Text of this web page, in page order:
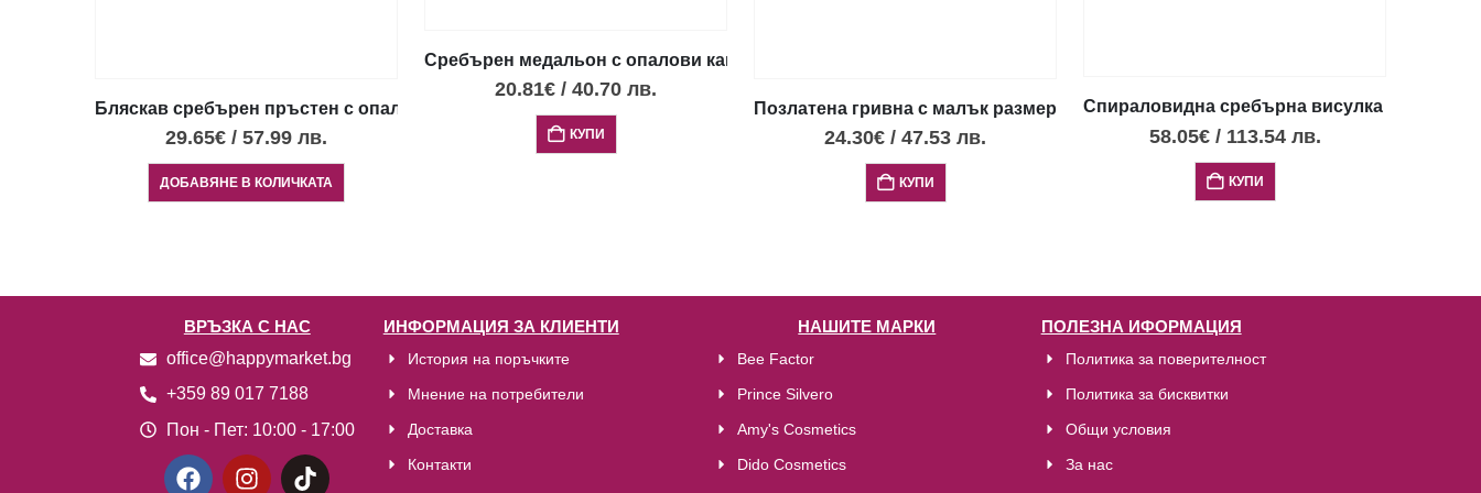
Бляскав сребърен пръстен с опал
29.65€ / 57.99 лв.
ДОБАВЯНЕ В КОЛИЧКАТА
Сребърен медальон с опалови камъни и диск Фестос, S
20.81€ / 40.70 лв.
КУПИ
Позлатена гривна с малък размер диск Фестос с черен център
24.30€ / 47.53 лв.
КУПИ
Спираловидна сребърна висулка с
58.05€ / 113.54 лв.
КУПИ
ВРЪЗКА С НАС
office@happymarket.bg
+359 89 017 7188
Пон - Пет: 10:00 - 17:00
ИНФОРМАЦИЯ ЗА КЛИЕНТИ
История на поръчките
Мнение на потребители
Доставка
Контакти
НАШИТЕ МАРКИ
Bee Factor
Prince Silvero
Amy's Cosmetics
Dido Cosmetics
ПОЛЕЗНА ИФОРМАЦИЯ
Политика за поверителност
Политика за бисквитки
Общи условия
За нас